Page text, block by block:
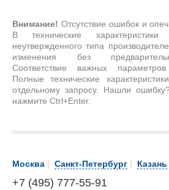
Внимание! Отсутствие ошибок и
В технические
неутвержденного типа
изменения без
Соответствие важных
Полные технические
отдельному запросу. Нашли
нажмите Ctrl+Enter.
Москва | Санкт-Петербург | Казань
+7 (495) 777-55-91